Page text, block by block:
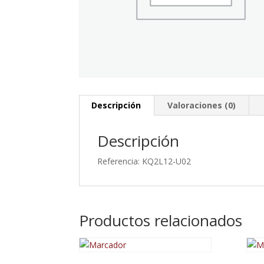
Descripción Valoraciones (0)
Descripción
Referencia: KQ2L12-U02
Productos relacionados